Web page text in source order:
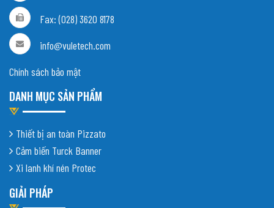
Fax: (028) 3620 8178
info@vuletech.com
Chính sách bảo mật
DANH MỤC SẢN PHẨM
Thiết bị an toàn Pizzato
Cảm biến Turck Banner
Xi lanh khí nén Protec
GIẢI PHÁP